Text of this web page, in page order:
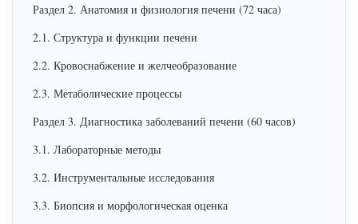
Раздел 2. Анатомия и физиология печени (72 часа)
2.1. Структура и функции печени
2.2. Кровоснабжение и желчеобразование
2.3. Метаболические процессы
Раздел 3. Диагностика заболеваний печени (60 часов)
3.1. Лабораторные методы
3.2. Инструментальные исследования
3.3. Биопсия и морфологическая оценка